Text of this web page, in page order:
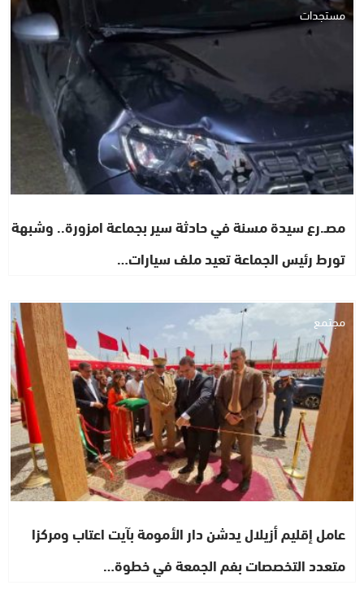
مستجدات
مصـ.رع سيدة مسنة في حادثة سير بجماعة امزورة.. وشبهة
تورط رئيس الجماعة تعيد ملف سيارات…
مجتمع
عامل إقليم أزيلال يدشن دار الأمومة بآيت اعتاب ومركزا
متعدد التخصصات بفم الجمعة في خطوة…